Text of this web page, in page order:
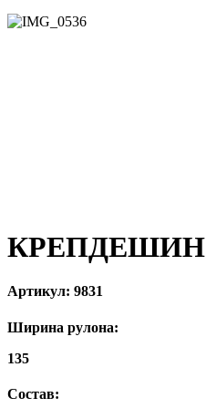
КРЕПДЕШИН
Артикул: 9831
Ширина рулона:
135
Состав: